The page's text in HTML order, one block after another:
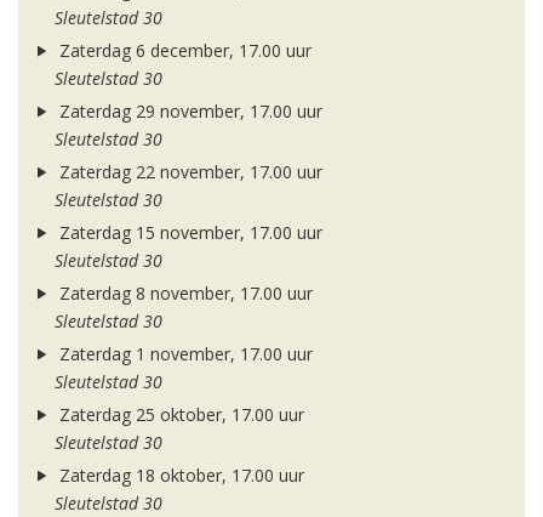
Sleutelstad 30
Zaterdag 6 december, 17.00 uur
Sleutelstad 30
Zaterdag 29 november, 17.00 uur
Sleutelstad 30
Zaterdag 22 november, 17.00 uur
Sleutelstad 30
Zaterdag 15 november, 17.00 uur
Sleutelstad 30
Zaterdag 8 november, 17.00 uur
Sleutelstad 30
Zaterdag 1 november, 17.00 uur
Sleutelstad 30
Zaterdag 25 oktober, 17.00 uur
Sleutelstad 30
Zaterdag 18 oktober, 17.00 uur
Sleutelstad 30